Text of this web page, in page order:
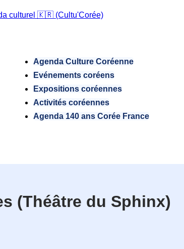
culturel 🇰🇷 (Cultu'Corée)
Agenda Culture Coréenne
Evénements coréens
Expositions coréennes
Activités coréennes
Agenda 140 ans Corée France
(Théâtre du Sphinx)